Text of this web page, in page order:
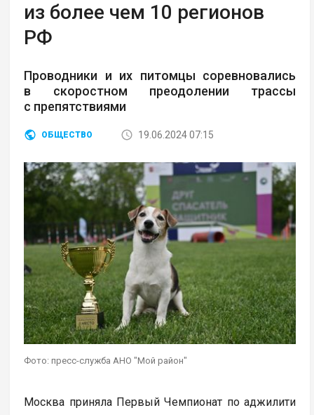
из более чем 10 регионов
РФ
Проводники и их питомцы соревновались
в скоростном преодолении трассы
с препятствиями
ОБЩЕСТВО 19.06.2024 07:15
Фото: пресс-служба АНО "Мой район"
Москва приняла Первый Чемпионат по аджилити